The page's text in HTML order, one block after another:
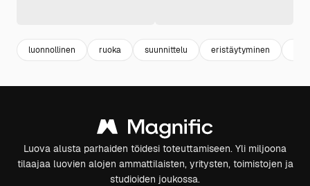
luonnollinen ruoka suunnittelu eristäytyminen
Luova alusta parhaiden töidesi toteuttamiseen. Yli miljoona
tilaajaa luovien alojen ammattilaisten, yritysten, toimistojen ja
studioiden joukossa.